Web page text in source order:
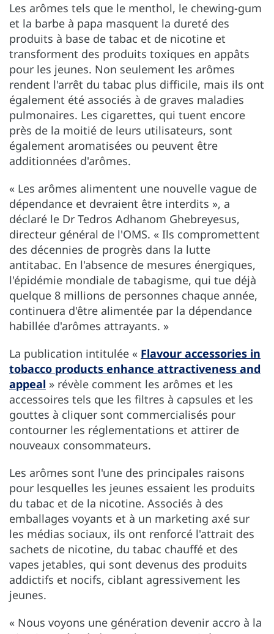
Les arômes tels que le menthol, le chewing-gum
et la barbe à papa masquent la dureté des
produits à base de tabac et de nicotine et
transforment des produits toxiques en appâts
pour les jeunes. Non seulement les arômes
rendent l'arrêt du tabac plus difficile, mais ils ont
également été associés à de graves maladies
pulmonaires. Les cigarettes, qui tuent encore
près de la moitié de leurs utilisateurs, sont
également aromatisées ou peuvent être
additionnées d'arômes.
« Les arômes alimentent une nouvelle vague de
dépendance et devraient être interdits », a
déclaré le Dr Tedros Adhanom Ghebreyesus,
directeur général de l'OMS. « Ils compromettent
des décennies de progrès dans la lutte
antitabac. En l'absence de mesures énergiques,
l'épidémie mondiale de tabagisme, qui tue déjà
quelque 8 millions de personnes chaque année,
continuera d'être alimentée par la dépendance
habillée d'arômes attrayants. »
La publication intitulée « Flavour accessories in
tobacco products enhance attractiveness and
appeal » révèle comment les arômes et les
accessoires tels que les filtres à capsules et les
gouttes à cliquer sont commercialisés pour
contourner les réglementations et attirer de
nouveaux consommateurs.
Les arômes sont l'une des principales raisons
pour lesquelles les jeunes essaient les produits
du tabac et de la nicotine. Associés à des
emballages voyants et à un marketing axé sur
les médias sociaux, ils ont renforcé l'attrait des
sachets de nicotine, du tabac chauffé et des
vapes jetables, qui sont devenus des produits
addictifs et nocifs, ciblant agressivement les
jeunes.
« Nous voyons une génération devenir accro à la